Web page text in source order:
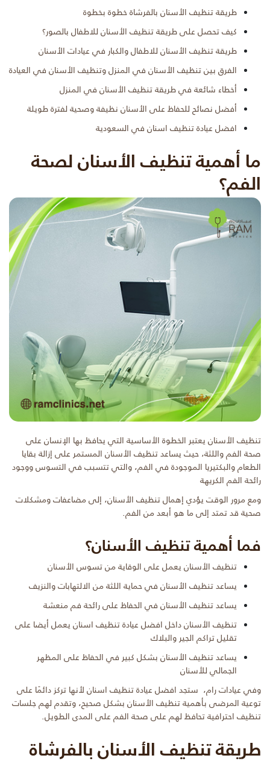
طريقة تنظيف الأسنان بالفرشاة خطوة بخطوة
كيف تحصل على طريقة تنظيف الأسنان للاطفال بالصور؟
طريقة تنظيف الأسنان للاطفال والكبار في عيادات الأسنان
الفرق بين تنظيف الأسنان في المنزل وتنظيف الأسنان في العيادة
أخطاء شائعة في طريقة تنظيف الأسنان في المنزل
أفضل نصائح للحفاظ على الأسنان نظيفة وصحية لفترة طويلة
افضل عيادة تنظيف اسنان في السعودية
ما أهمية تنظيف الأسنان لصحة
الفم؟
تنظيف الأسنان يعتبر الخطوة الأساسية التي يحافظ بها الإنسان على
صحة الفم واللثة، حيث يساعد تنظيف الأسنان المستمر على إزالة بقايا
الطعام والبكتيريا الموجودة في الفم، والتي تتسبب في التسوس ووجود
رائحة الفم الكريهة
ومع مرور الوقت يؤدي إهمال تنظيف الأسنان، إلى مضاعفات ومشكلات
صحية قد تمتد إلى ما هو أبعد من الفم.
فما أهمية تنظيف الأسنان؟
تنظيف الأسنان يعمل على الوقاية من تسوس الأسنان
يساعد تنظيف الأسنان في حماية اللثة من الالتهابات والنزيف
يساعد تنظيف الأسنان في الحفاظ على رائحة فم منعشة
تنظيف الأسنان داخل افضل عيادة تنظيف اسنان يعمل أيضا على
تقليل تراكم الجير والبلاك
يساعد تنظيف الأسنان بشكل كبير في الحفاظ على المظهر
الجمالي للأسنان
وفي عيادات رام، ستجد افضل عيادة تنظيف اسنان لأنها تركز دائمًا على
توعية المرضى بأهمية تنظيف الأسنان بشكل صحيح، وتقدم لهم جلسات
تنظيف احترافية تحافظ لهم على صحة الفم على المدى الطويل.
طريقة تنظيف الأسنان بالفرشاة